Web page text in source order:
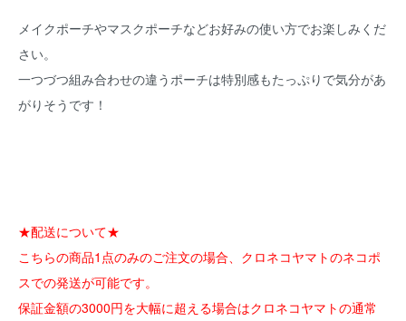
メイクポーチやマスクポーチなどお好みの使い方でお楽しみくだ
さい。
一つづつ組み合わせの違うポーチは特別感もたっぷりで気分があ
がりそうです！
★配送について★
こちらの商品1点のみのご注文の場合、クロネコヤマトのネコポ
スでの発送が可能です。
保証金額の3000円を大幅に超える場合はクロネコヤマトの通常